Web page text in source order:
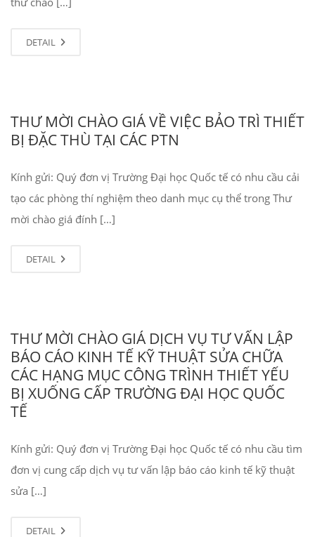
DETAIL
THƯ MỜI CHÀO GIÁ VỀ VIỆC BẢO TRÌ THIẾT
BỊ ĐẶC THÙ TẠI CÁC PTN
Kính gửi: Quý đơn vị Trường Đại học Quốc tế có nhu cầu cải
tạo các phòng thí nghiệm theo danh mục cụ thể trong Thư
mời chào giá đính […]
DETAIL
THƯ MỜI CHÀO GIÁ DỊCH VỤ TƯ VẤN LẬP
BÁO CÁO KINH TẾ KỸ THUẬT SỬA CHỮA
CÁC HẠNG MỤC CÔNG TRÌNH THIẾT YẾU
BỊ XUỐNG CẤP TRƯỜNG ĐẠI HỌC QUỐC
TẾ
Kính gửi: Quý đơn vị Trường Đại học Quốc tế có nhu cầu tìm
đơn vị cung cấp dịch vụ tư vấn lập báo cáo kinh tế kỹ thuật
sửa […]
DETAIL